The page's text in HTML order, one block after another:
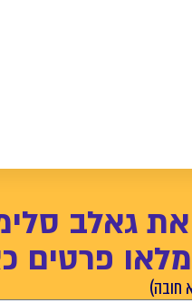
גאלב
מלאו פרטים
חובה)